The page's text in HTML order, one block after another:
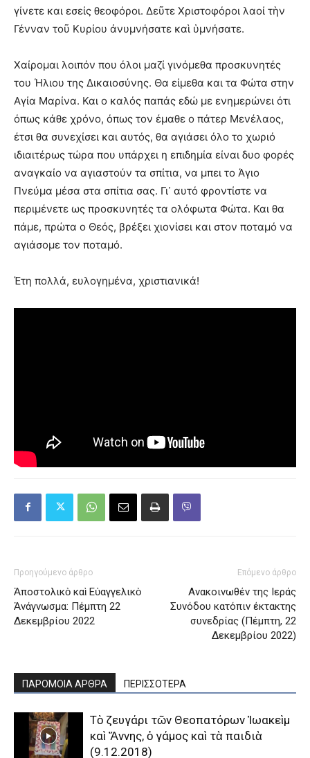
γίνετε και εσείς θεοφόροι. Δεῦτε Χριστοφόροι λαοί τὴν
Γένναν τοῦ Κυρίου ἀνυμνήσατε καὶ ὑμνήσατε.
Χαίρομαι λοιπόν που όλοι μαζί γινόμεθα προσκυνητές
του Ήλιου της Δικαιοσύνης. Θα είμεθα και τα Φώτα στην
Αγία Μαρίνα. Και ο καλός παπάς εδώ με ενημερώνει ότι
όπως κάθε χρόνο, όπως τον έμαθε ο πάτερ Μενέλαος,
έτσι θα συνεχίσει και αυτός, θα αγιάσει όλο το χωριό
ιδιαιτέρως τώρα που υπάρχει η επιδημία είναι δυο φορές
αναγκαίο να αγιαστούν τα σπίτια, να μπει το Άγιο
Πνεύμα μέσα στα σπίτια σας. Γι᾿ αυτό φροντίστε να
περιμένετε ως προσκυνητές τα ολόφωτα Φώτα. Και θα
πάμε, πρώτα ο Θεός, βρέξει χιονίσει και στον ποταμό να
αγιάσομε τον ποταμό.
Έτη πολλά, ευλογημένα, χριστιανικά!
Προηγούμενο άρθρο
Ἀποστολικὸ καὶ Εὐαγγελικὸ
Ἀνάγνωσμα: Πέμπτη 22
Δεκεμβρίου 2022
Επόμενο άρθρο
Ανακοινωθέν της Ιεράς
Συνόδου κατόπιν έκτακτης
συνεδρίας (Πέμπτη, 22
Δεκεμβρίου 2022)
ΠΑΡΟΜΟΙΑ ΑΡΘΡΑ ΠΕΡΙΣΣΟΤΕΡΑ
Τὸ ζευγάρι τῶν Θεοπατόρων Ἰωακεὶμ
καὶ Ἄννης, ὁ γάμος καὶ τὰ παιδιὰ
(9.12.2018)